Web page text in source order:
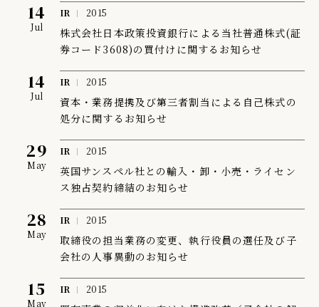
14
Jul
IR 2015
株式会社日本政策投資銀行による当社普通株式(証
券コード3608)の買付けに関するお知らせ
14
Jul
IR 2015
資本・業務提携及び第三者割当による自己株式の
処分に関するお知らせ
29
May
IR 2015
英国サンスペル社との輸入・卸・小売・ライセン
ス独占契約締結のお知らせ
28
May
IR 2015
取締役の担当業務の変更、執行役員の選任及び子
会社の人事異動のお知らせ
15
May
IR 2015